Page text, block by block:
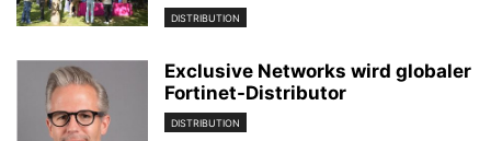
DISTRIBUTION
Exclusive Networks wird globaler
Fortinet-Distributor
DISTRIBUTION